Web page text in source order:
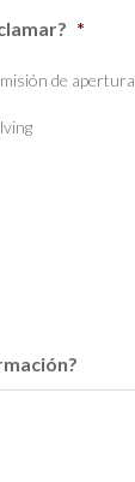
*
de apertura